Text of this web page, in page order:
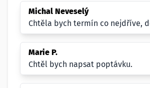
Michal Neveselý
Chtěla bych termín co nejdříve,
Marie P.
Chtěl bych napsat poptávku.